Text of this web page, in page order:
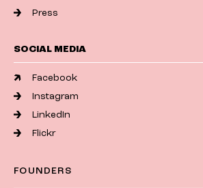
Press
SOCIAL MEDIA
Facebook
Instagram
LinkedIn
Flickr
FOUNDERS